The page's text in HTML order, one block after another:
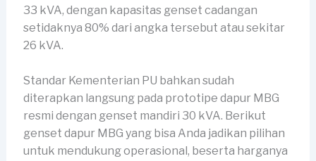
33 kVA, dengan kapasitas genset cadangan
setidaknya 80% dari angka tersebut atau sekitar
26 kVA.
Standar Kementerian PU bahkan sudah
diterapkan langsung pada prototipe dapur MBG
resmi dengan genset mandiri 30 kVA. Berikut
genset dapur MBG yang bisa Anda jadikan pilihan
untuk mendukung operasional, beserta harganya